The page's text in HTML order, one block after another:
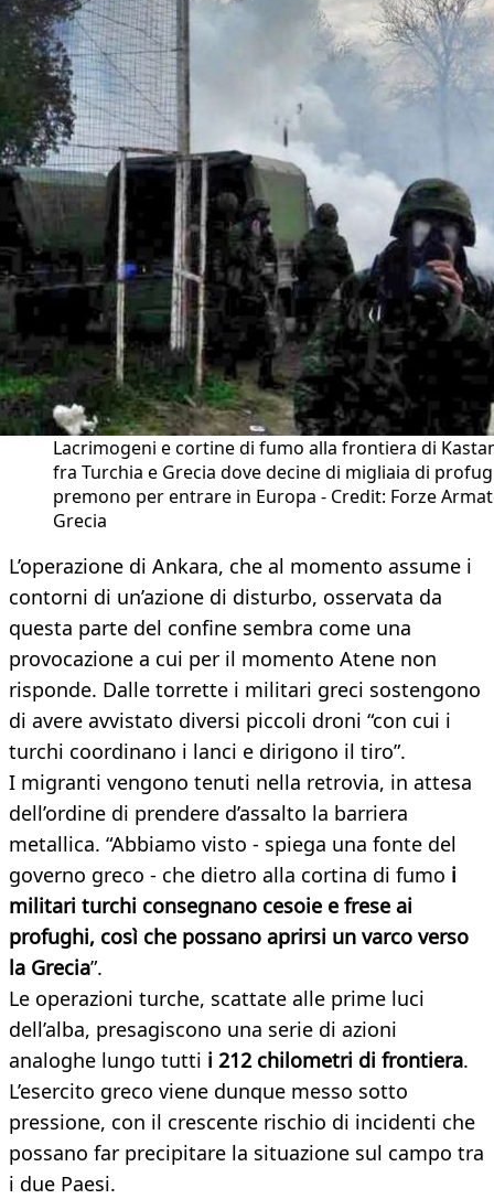
Lacrimogeni e cortine di fumo alla frontiera di
fra Turchia e Grecia dove decine di migliaia di
premono per entrare in Europa - Credit: Forze
Grecia
L’operazione di Ankara, che al momento assume i
contorni di un’azione di disturbo, osservata da
questa parte del confine sembra come una
provocazione a cui per il momento Atene non
risponde. Dalle torrette i militari greci sostengono
di avere avvistato diversi piccoli droni “con cui i
turchi coordinano i lanci e dirigono il tiro”.
I migranti vengono tenuti nella retrovia, in attesa
dell’ordine di prendere d’assalto la barriera
metallica. “Abbiamo visto - spiega una fonte del
governo greco - che dietro alla cortina di fumo i
militari turchi consegnano cesoie e frese ai
profughi, così che possano aprirsi un varco verso
la Grecia”.
Le operazioni turche, scattate alle prime luci
dell’alba, presagiscono una serie di azioni
analoghe lungo tutti i 212 chilometri di frontiera.
L’esercito greco viene dunque messo sotto
pressione, con il crescente rischio di incidenti che
possano far precipitare la situazione sul campo tra
i due Paesi.